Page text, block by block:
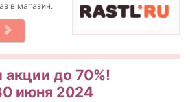
в магазин.
акции до 70%!
июня 2024